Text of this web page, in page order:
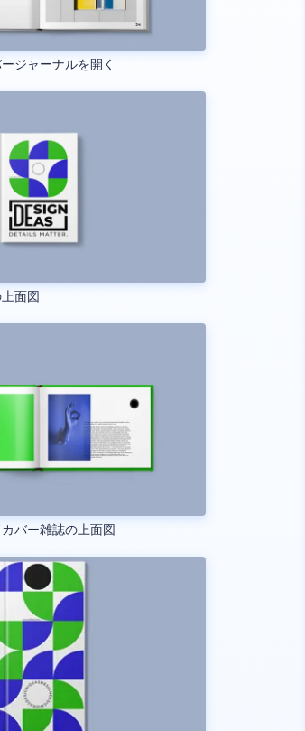
ジャーナルを開く
面図
バー雑誌の上面図